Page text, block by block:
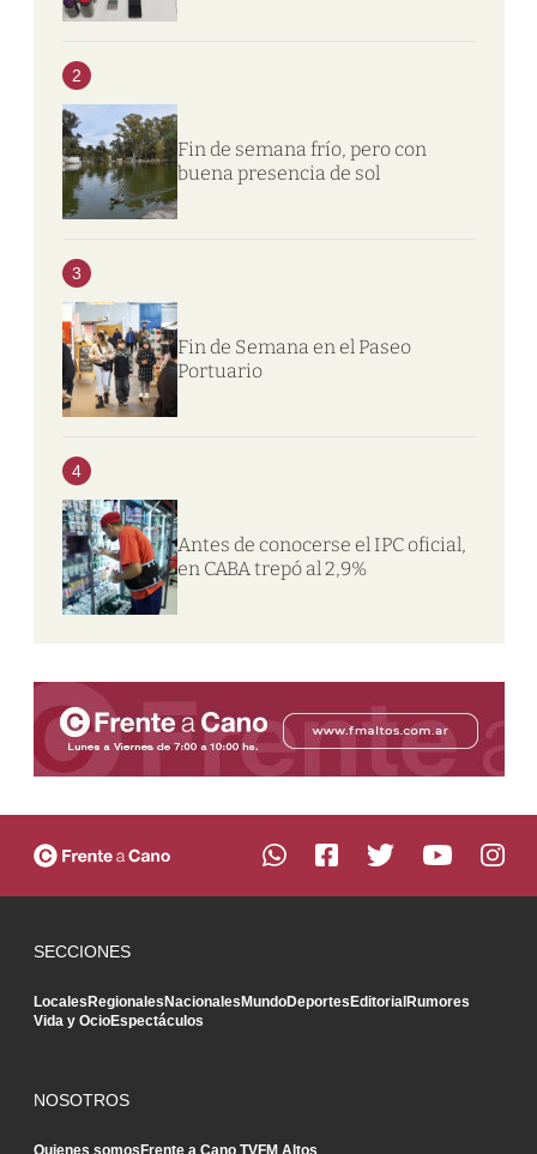
2
Fin de semana frío, pero con
buena presencia de sol
3
Fin de Semana en el Paseo
Portuario
4
Antes de conocerse el IPC oficial,
en CABA trepó al 2,9%
SECCIONES
LocalesRegionalesNacionalesMundoDeportesEditorialRumores
Vida y OcioEspectáculos
NOSOTROS
Quienes somosFrente a Cano TVFM Altos